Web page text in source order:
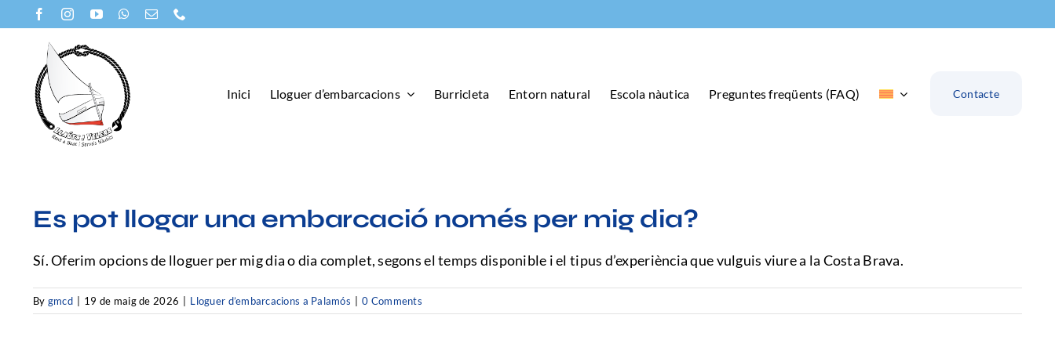
content
Inici Lloguer d’embarcacions Burricleta Entorn natural Escola nàutica Preguntes freqüents (FAQ) Contacte
Es pot llogar una embarcació només per mig dia?
Sí. Oferim opcions de lloguer per mig dia o dia complet, segons el temps disponible i el tipus d’experiència que vulguis viure a la Costa Brava.
By gmcd 19 de maig de 2026 Lloguer d’embarcacions a Palamós 0 Comments